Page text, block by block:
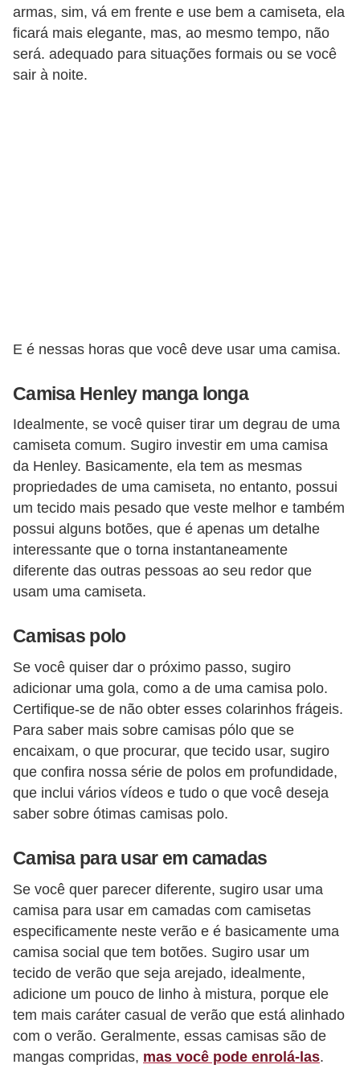
armas, sim, vá em frente e use bem a camiseta, ela
ficará mais elegante, mas, ao mesmo tempo, não
será. adequado para situações formais ou se você
sair à noite.
E é nessas horas que você deve usar uma camisa.
Camisa Henley manga longa
Idealmente, se você quiser tirar um degrau de uma
camiseta comum. Sugiro investir em uma camisa
da Henley. Basicamente, ela tem as mesmas
propriedades de uma camiseta, no entanto, possui
um tecido mais pesado que veste melhor e também
possui alguns botões, que é apenas um detalhe
interessante que o torna instantaneamente
diferente das outras pessoas ao seu redor que
usam uma camiseta.
Camisas polo
Se você quiser dar o próximo passo, sugiro
adicionar uma gola, como a de uma camisa polo.
Certifique-se de não obter esses colarinhos frágeis.
Para saber mais sobre camisas pólo que se
encaixam, o que procurar, que tecido usar, sugiro
que confira nossa série de polos em profundidade,
que inclui vários vídeos e tudo o que você deseja
saber sobre ótimas camisas polo.
Camisa para usar em camadas
Se você quer parecer diferente, sugiro usar uma
camisa para usar em camadas com camisetas
especificamente neste verão e é basicamente uma
camisa social que tem botões. Sugiro usar um
tecido de verão que seja arejado, idealmente,
adicione um pouco de linho à mistura, porque ele
tem mais caráter casual de verão que está alinhado
com o verão. Geralmente, essas camisas são de
mangas compridas, mas você pode enrolá-las.